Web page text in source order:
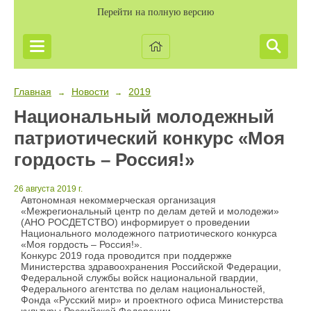
Перейти на полную версию
Главная → Новости → 2019
Национальный молодежный
патриотический конкурс «Моя
гордость – Россия!»
26 августа 2019 г.
Автономная некоммерческая организация
«Межрегиональный центр по делам детей и молодежи»
(АНО РОСДЕТСТВО) информирует о проведении
Национального молодежного патриотического конкурса
«Моя гордость – Россия!».
Конкурс 2019 года проводится при поддержке
Министерства здравоохранения Российской Федерации,
Федеральной службы войск национальной гвардии,
Федерального агентства по делам национальностей,
Фонда «Русский мир» и проектного офиса Министерства